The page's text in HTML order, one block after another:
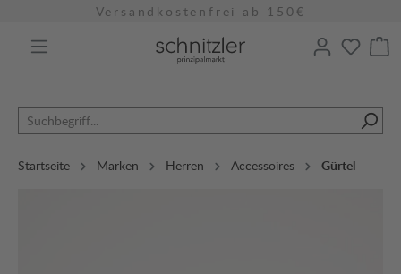
Versandkostenfrei ab 150€
Startseite Marken Herren Accessoires Gürtel